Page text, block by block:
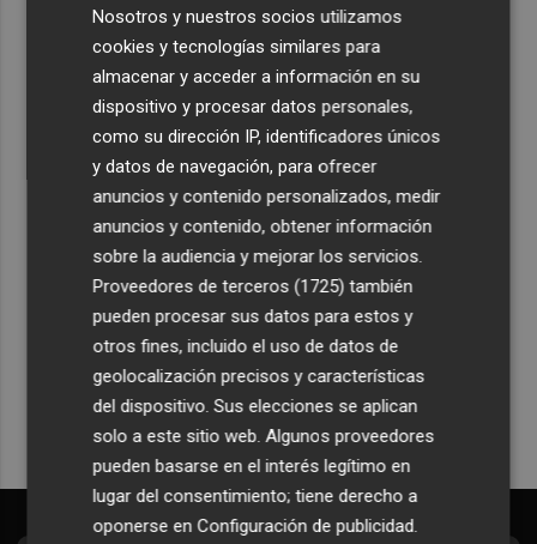
para reducir las alteraciones internas de la granada
mollar de Elche
El talento murciano conquista Cimeria: Dagnino ilustra
'Aguas peligrosas' de Conan el Bárbaro
Recibe toda la actualidad de
Plaza Podcast en tu correo
Quiero suscribirme
Nosotros y nuestros socios utilizamos
cookies y tecnologías similares para
almacenar y acceder a información en su
dispositivo y procesar datos personales,
como su dirección IP, identificadores únicos
y datos de navegación, para ofrecer
anuncios y contenido personalizados, medir
anuncios y contenido, obtener información
sobre la audiencia y mejorar los servicios.
Proveedores de terceros (1725) también
pueden procesar sus datos para estos y
otros fines, incluido el uso de datos de
geolocalización precisos y características
del dispositivo. Sus elecciones se aplican
solo a este sitio web. Algunos proveedores
pueden basarse en el interés legítimo en
lugar del consentimiento; tiene derecho a
oponerse enConfiguración de publicidad.